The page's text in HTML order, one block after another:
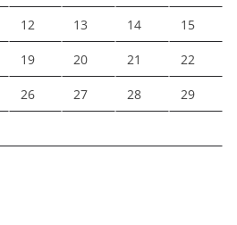
12 13 14 15
19 20 21 22
26 27 28 29